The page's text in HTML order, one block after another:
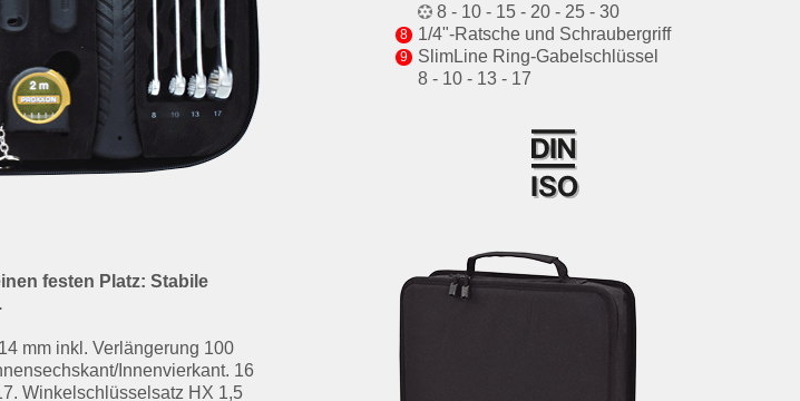
festen Platz: Stabile
mm inkl. Verlängerung 100
Innenvierkant. 16
Winkelschlüsselsatz HX 1,5
8 - 10 - 15 - 20 - 25 - 30
1/4"-Ratsche und Schraubergriff
SlimLine Ring-Gabelschlüssel
8 - 10 - 13 - 17